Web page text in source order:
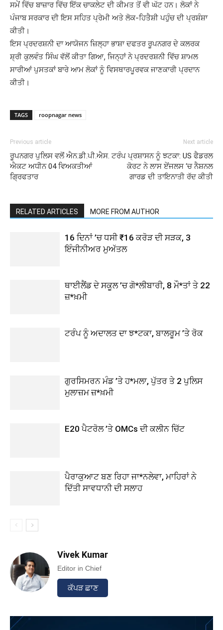
ਸਮੇਂ ਵਿੱਚ ਬਾਜ਼ਾਰ ਵਿੱਚ ਇੱਕ ਚਾਕਲੇਟ ਦੀ ਕੀਮਤ ਤੋਂ ਵੀ ਘੱਟ ਹਨ। ਲੋਕਾਂ ਨੇ
ਪੰਜਾਬ ਸਰਕਾਰ ਦੀ ਇਸ ਸਹਿਤ ਪ੍ਰੇਮੀ ਅਤੇ ਲੋਕ-ਹਿਤੈਸ਼ੀ ਪਹੁੰਚ ਦੀ ਪ੍ਰਸ਼ੰਸ਼ਾ
ਕੀਤੀ।
ਇਸ ਪ੍ਰਦਰਸ਼ਨੀ ਦਾ ਆਯੋਜਨ ਜ਼ਿਲ੍ਹਾ ਭਾਸ਼ਾ ਦਫਤਰ ਰੂਪਨਗਰ ਦੇ ਕਲਰਕ
ਸ਼੍ਰੀ ਕੁਲਵੰਤ ਸਿੰਘ ਵੱਲੋਂ ਕੀਤਾ ਗਿਆ, ਜਿਨ੍ਹਾਂ ਨੇ ਪ੍ਰਦਰਸ਼ਨੀ ਵਿੱਚ ਸ਼ਾਮਲ
ਸਾਰੀਆਂ ਪੁਸਤਕਾਂ ਬਾਰੇ ਆਮ ਲੋਕਾਂ ਨੂੰ ਵਿਸਥਾਰਪੂਰਵਕ ਜਾਣਕਾਰੀ ਪ੍ਰਦਾਨ
ਕੀਤੀ।
TAGS roopnagar news
Previous article
ਰੂਪਨਗਰ ਪੁਲਿਸ ਵਲੋਂ ਐਨ.ਡੀ.ਪੀ.ਐਸ.
ਐਕਟ ਅਧੀਨ 04 ਵਿਅਕਤੀਆਂ
ਗ੍ਰਿਫਤਾਰ
Next article
ਟਰੰਪ ਪ੍ਰਸ਼ਾਸਨ ਨੂੰ ਝਟਕਾ: US ਫੈਡਰਲ
ਕੋਰਟ ਨੇ ਲਾਸ ਏਂਜਲਸ ‘ਚ ਨੈਸ਼ਨਲ
ਗਾਰਡ ਦੀ ਤਾਇਨਾਤੀ ਰੱਦ ਕੀਤੀ
RELATED ARTICLES MORE FROM AUTHOR
16 ਦਿਨਾਂ ’ਚ ਧਸੀ ₹16 ਕਰੋੜ ਦੀ ਸੜਕ, 3
ਇੰਜੀਨੀਅਰ ਮੁਅੱਤਲ
ਥਾਈਲੈਂਡ ਦੇ ਸਕੂਲ ’ਚ ਗੋ*ਲੀਬਾਰੀ, 8 ਮੌ*ਤਾਂ ਤੇ 22
ਜ਼*ਖ਼ਮੀ
ਟਰੰਪ ਨੂੰ ਅਦਾਲਤ ਦਾ ਝ*ਟਕਾ, ਬਾਲਰੂਮ ’ਤੇ ਰੋਕ
ਗੁਰਸਿਮਰਨ ਮੰਡ ’ਤੇ ਹ*ਮਲਾ, ਪੁੱਤਰ ਤੇ 2 ਪੁਲਿਸ
ਮੁਲਾਜ਼ਮ ਜ਼*ਖ਼ਮੀ
E20 ਪੈਟਰੋਲ ’ਤੇ OMCs ਦੀ ਕਲੀਨ ਚਿੱਟ
ਪੈਰਾਕੁਆਟ ਬਣ ਰਿਹਾ ਜਾ*ਨਲੇਵਾ, ਮਾਹਿਰਾਂ ਨੇ
ਦਿੱਤੀ ਸਾਵਧਾਨੀ ਦੀ ਸਲਾਹ
Vivek Kumar
Editor in Chief
ਕੱਪੜ ਛਾਣ